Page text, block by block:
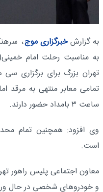
به گزارشخبرگزاری موج،
به مناسبت رحلت امام
تهران بزرگ برای برگزاری
ساعت ۳ بامداد حضور دارند.
وی افزود: همچنین تمام
است.
معاون اجتماعی پلیس راهور
و خودروهای شخصی در حال